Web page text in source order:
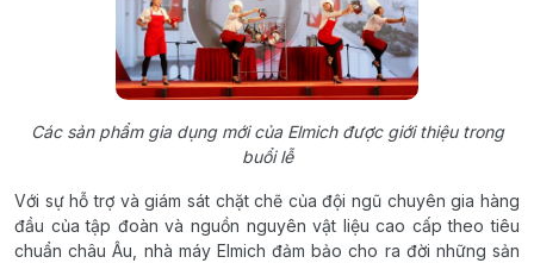
Các sản phẩm gia dụng mới của Elmich được giới thiệu trong
buổi lễ
Với sự hỗ trợ và giám sát chặt chẽ của đội ngũ chuyên gia hàng
đầu của tập đoàn và nguồn nguyên vật liệu cao cấp theo tiêu
chuẩn châu Âu, nhà máy Elmich đảm bảo cho ra đời những sản